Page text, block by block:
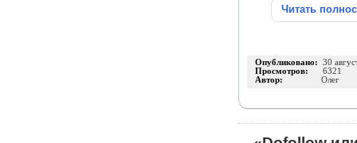
Читать
Опубликовано: 30
Просмотров: 6321
Автор: Олег